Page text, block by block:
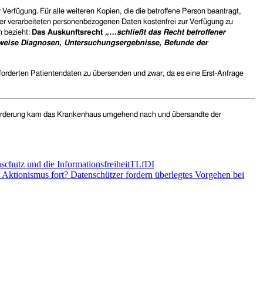
Für alle weiteren Kopien, die die betroffene Person beantragt,
verarbeiteten personenbezogenen Daten kostenfrei zur Verfügung zu
bezieht: Das Auskunftsrecht „…schließt das Recht betroffener
Diagnosen, Untersuchungsergebnisse, Befunde der
Patientendaten zu übersenden und zwar, da es eine Erst-Anfrage
kam das Krankenhaus umgehend nach und übersandte der
und die InformationsfreiheitTLfDI
fort? Datenschützer fordern überlegtes Vorgehen bei